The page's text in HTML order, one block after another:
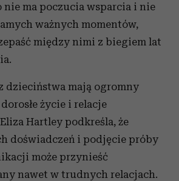
nie ma poczucia wsparcia i nie
ważnych momentów,
między nimi z biegiem lat
dzieciństwa mają ogromny
życie i relacje
Hartley podkreśla, że
doświadczeń i podjęcie próby
może przynieść
nawet w trudnych relacjach.